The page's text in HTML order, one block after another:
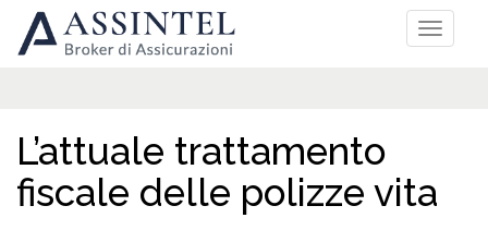
L’attuale trattamento
fiscale delle polizze vita